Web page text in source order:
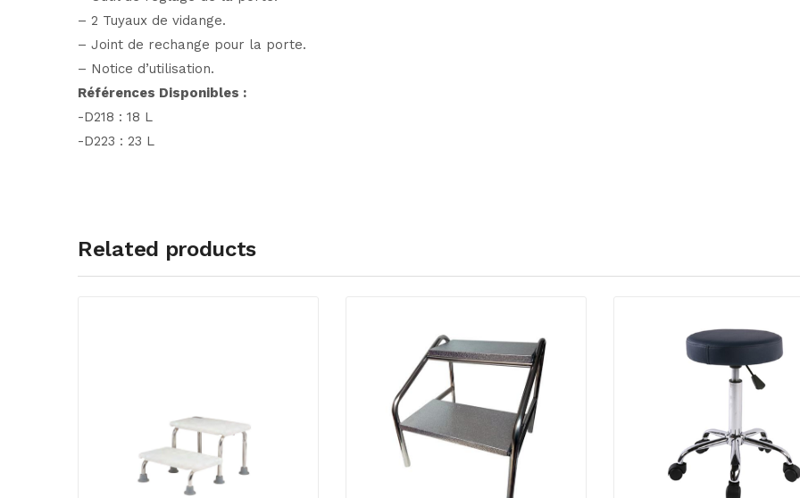
– 2 Tuyaux de vidange.
– Joint de rechange pour la porte.
– Notice d’utilisation.
Références Disponibles :
-D218 : 18 L
-D223 : 23 L
Related products